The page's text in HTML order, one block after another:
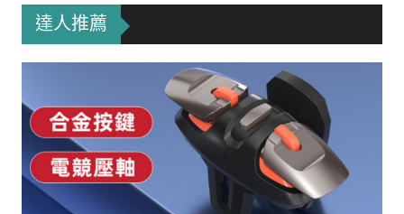
達人推薦